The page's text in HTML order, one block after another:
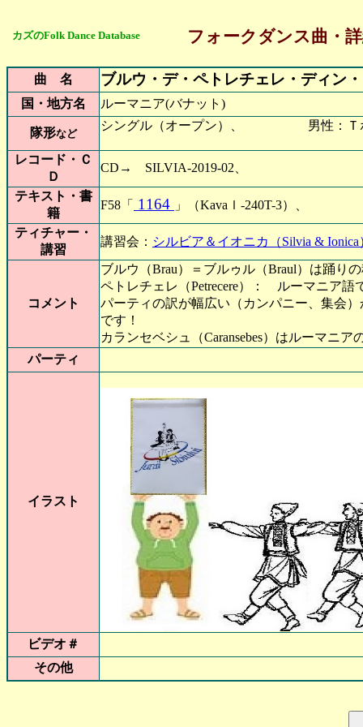
カズのFolk Dance Database フォークダンス曲・
曲 名 ブルウ・デ・ペトレチェレ・ディン
国・地方名 ルーマニア(バナット)
隊形など
シングル（オープン）、 男性：Ｔポ
レコード・Ｃ
Ｄ
CD→ SILVIA-2019-02、
テキスト・書
籍
F58「 1164 」（Kavaｌ-240T-3）、
ティチャー・
講習
講習会： シルビア＆イオニカ（Silvia & Ionica
コメント
ブルウ（Brau）＝ブルゥル（Braul）は踊り
ペトレチェレ（Petrecere）： ルーマニア語
パーティの訳が幅広い（カンパニー、集会
です！
カランセベシュ（Caransebes）はルーマニ
パーティ
イラスト
ビデオ＃
その他